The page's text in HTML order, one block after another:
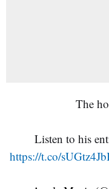
The
Listen to his
https://t.co/